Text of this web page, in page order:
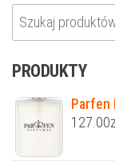
PRODUKTY
Parfen
127.00